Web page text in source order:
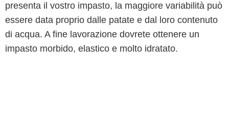
presenta il vostro impasto, la maggiore variabilità può
essere data proprio dalle patate e dal loro contenuto
di acqua. A fine lavorazione dovrete ottenere un
impasto morbido, elastico e molto idratato.